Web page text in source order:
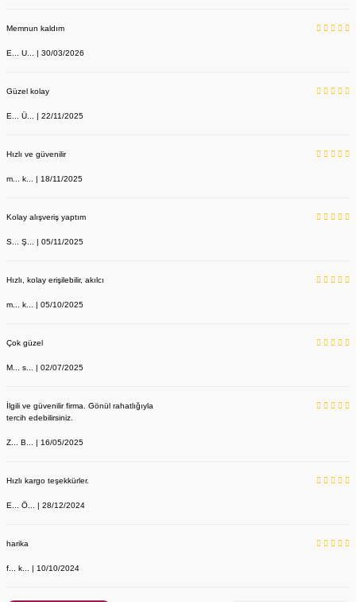
Memnun kaldım
E... U... | 30/03/2026
Güzel kolay
E... Ü... | 22/11/2025
Hızlı ve güvenilir
m... k... | 18/11/2025
Kolay alışveriş yaptım
S... Ş... | 05/11/2025
Hızlı, kolay erişilebilir, akılcı
m... k... | 05/10/2025
Çok güzel
M... s... | 02/07/2025
İlgili ve güvenilir firma. Gönül rahatlığıyla
tercih edebilirsiniz.
Z... B... | 16/05/2025
Hızlı kargo teşekkürler.
E... Ö... | 28/12/2024
harika
f... k... | 10/10/2024